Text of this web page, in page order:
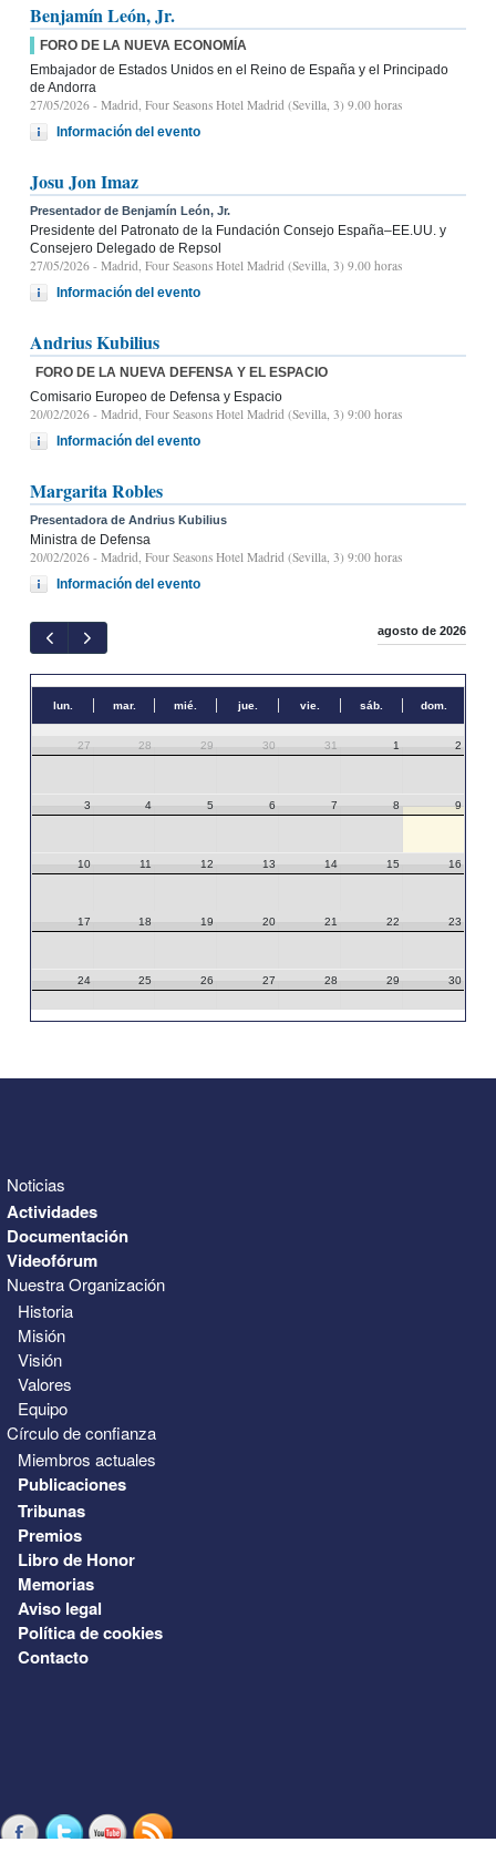
Benjamín León, Jr.
FORO DE LA NUEVA ECONOMÍA
Embajador de Estados Unidos en el Reino de España y el Principado
de Andorra
27/05/2026 - Madrid, Four Seasons Hotel Madrid (Sevilla, 3) 9.00 horas
Información del evento
Josu Jon Imaz
Presentador de Benjamín León, Jr.
Presidente del Patronato de la Fundación Consejo España–EE.UU. y
Consejero Delegado de Repsol
27/05/2026 - Madrid, Four Seasons Hotel Madrid (Sevilla, 3) 9.00 horas
Información del evento
Andrius Kubilius
FORO DE LA NUEVA DEFENSA Y EL ESPACIO
Comisario Europeo de Defensa y Espacio
20/02/2026 - Madrid, Four Seasons Hotel Madrid (Sevilla, 3) 9:00 horas
Información del evento
Margarita Robles
Presentadora de Andrius Kubilius
Ministra de Defensa
20/02/2026 - Madrid, Four Seasons Hotel Madrid (Sevilla, 3) 9:00 horas
Información del evento
agosto de 2026
lun. mar. mié. jue. vie. sáb. dom.
27 28 29 30 31 1 2
3 4 5 6 7 8 9
10 11 12 13 14 15 16
17 18 19 20 21 22 23
24 25 26 27 28 29 30
Noticias
Actividades
Documentación
Videofórum
Nuestra Organización
Historia
Misión
Visión
Valores
Equipo
Círculo de confianza
Miembros actuales
Publicaciones
Tribunas
Premios
Libro de Honor
Memorias
Aviso legal
Política de cookies
Contacto